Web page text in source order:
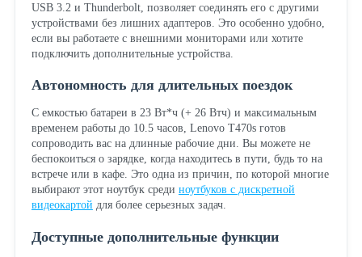
USB 3.2 и Thunderbolt, позволяет соединять его с другими
устройствами без лишних адаптеров. Это особенно удобно,
если вы работаете с внешними мониторами или хотите
подключить дополнительные устройства.
Автономность для длительных поездок
С емкостью батареи в 23 Вт*ч (+ 26 Втч) и максимальным
временем работы до 10.5 часов, Lenovo T470s готов
сопроводить вас на длинные рабочие дни. Вы можете не
беспокоиться о зарядке, когда находитесь в пути, будь то на
встрече или в кафе. Это одна из причин, по которой многие
выбирают этот ноутбук среди ноутбуков с дискретной
видеокартой для более серьезных задач.
Доступные дополнительные функции